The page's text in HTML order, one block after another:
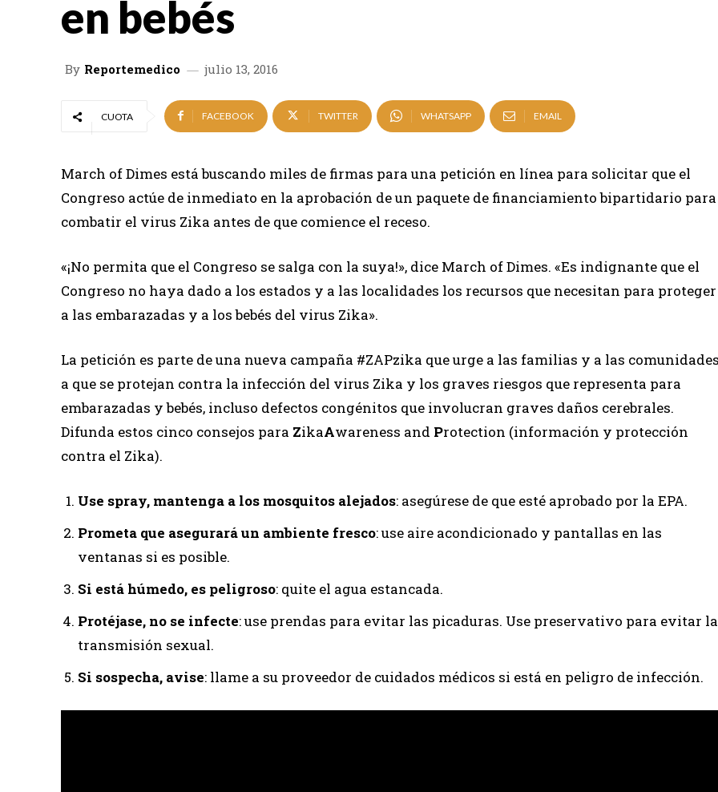
en bebés
By Reportemedico julio 13, 2016
CUOTA FACEBOOK TWITTER WHATSAPP EMAIL
March of Dimes está buscando miles de firmas para una petición en línea para solicitar que el
Congreso actúe de inmediato en la aprobación de un paquete de financiamiento bipartidario para
combatir el virus Zika antes de que comience el receso.
«¡No permita que el Congreso se salga con la suya!», dice March of Dimes. «Es indignante que el
Congreso no haya dado a los estados y a las localidades los recursos que necesitan para proteger
a las embarazadas y a los bebés del virus Zika».
La petición es parte de una nueva campaña #ZAPzika que urge a las familias y a las comunidades
a que se protejan contra la infección del virus Zika y los graves riesgos que representa para
embarazadas y bebés, incluso defectos congénitos que involucran graves daños cerebrales.
Difunda estos cinco consejos para ZikaAwareness and Protection (información y protección
contra el Zika).
Use spray, mantenga a los mosquitos alejados: asegúrese de que esté aprobado por la EPA.
Prometa que asegurará un ambiente fresco: use aire acondicionado y pantallas en las
ventanas si es posible.
Si está húmedo, es peligroso: quite el agua estancada.
Protéjase, no se infecte: use prendas para evitar las picaduras. Use preservativo para evitar la
transmisión sexual.
Si sospecha, avise: llame a su proveedor de cuidados médicos si está en peligro de infección.